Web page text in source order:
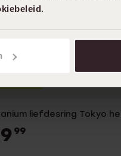
.
liefdesring Tokyo
99